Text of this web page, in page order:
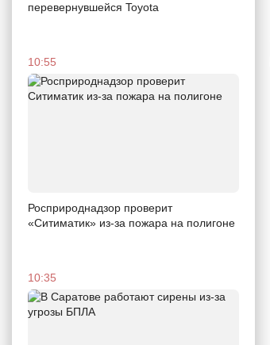
перевернувшейся Toyota
10:55
Росприроднадзор проверит
«Ситиматик» из-за пожара на полигоне
10:35